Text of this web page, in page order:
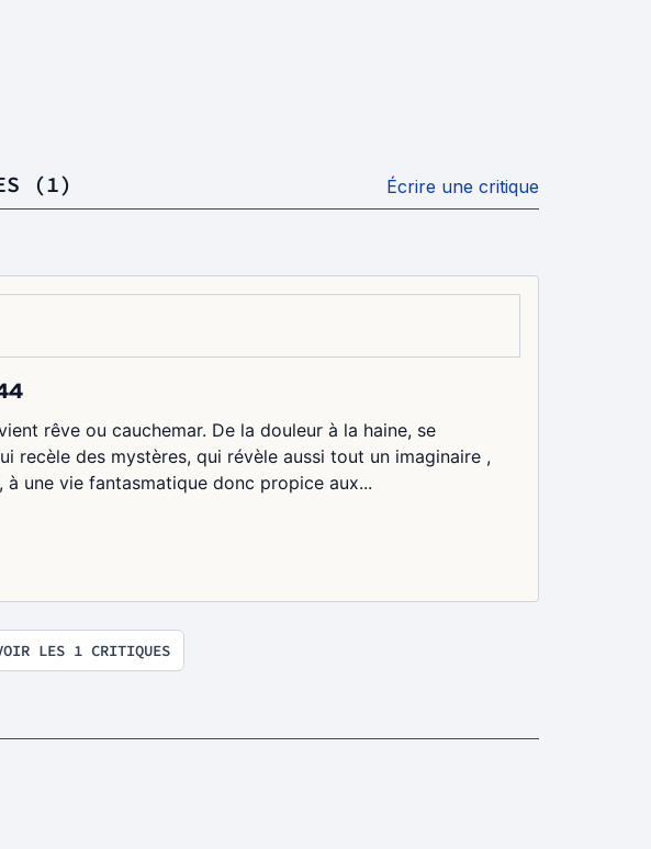
(1) Écrire une critique
rêve ou cauchemar. De la douleur à la haine, se
recèle des mystères, qui révèle aussi tout un imaginaire ,
une vie fantasmatique donc propice aux...
LES 1 CRITIQUES